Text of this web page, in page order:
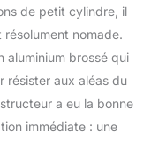
bietet die Ski
Le design
que les
de petit cylindre, il
résolument nomade.
aluminium brossé qui
résister aux aléas du
a eu la bonne
immédiate : une